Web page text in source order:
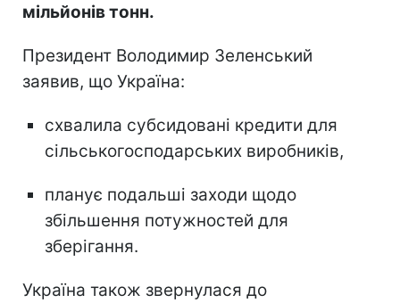
мільйонів тонн.
Президент Володимир Зеленський
заявив, що Україна:
схвалила субсидовані кредити для
сільськогосподарських виробників,
планує подальші заходи щодо
збільшення потужностей для
зберігання.
Україна також звернулася до